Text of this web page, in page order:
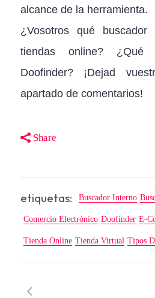
alcance de la herramienta.
¿Vosotros qué
tiendas online?
Doofinder? ¡Dejad
apartado de comentarios!
Share
etiquetas: Buscador Interno
Comercio Electrónico Doofinder E-
Tienda Online Tienda Virtual Tipos